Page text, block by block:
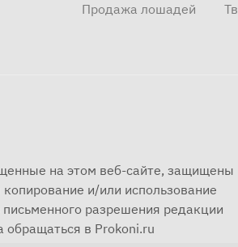
Продажа лошадей
на этом веб-сайте, защищены
и/или использование
письменного разрешения редакции
обращаться в Prokoni.ru